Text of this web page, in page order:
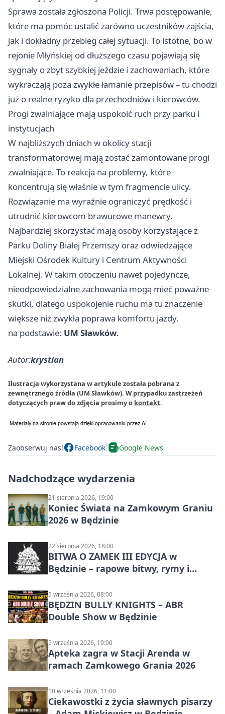
Sprawa została zgłoszona Policji. Trwa postępowanie,
które ma pomóc ustalić zarówno uczestników zajścia,
jak i dokładny przebieg całej sytuacji. To istotne, bo w
rejonie Młyńskiej od dłuższego czasu pojawiają się
sygnały o zbyt szybkiej jeździe i zachowaniach, które
wykraczają poza zwykłe łamanie przepisów – tu chodzi
już o realne ryzyko dla przechodniów i kierowców.
Progi zwalniające mają uspokoić ruch przy parku i
instytucjach
W najbliższych dniach w okolicy stacji
transformatorowej mają zostać zamontowane progi
zwalniające. To reakcja na problemy, które
koncentrują się właśnie w tym fragmencie ulicy.
Rozwiązanie ma wyraźnie ograniczyć prędkość i
utrudnić kierowcom brawurowe manewry.
Najbardziej skorzystać mają osoby korzystające z
Parku Doliny Białej Przemszy oraz odwiedzające
Miejski Ośrodek Kultury i Centrum Aktywności
Lokalnej. W takim otoczeniu nawet pojedyncze,
nieodpowiedzialne zachowania mogą mieć poważne
skutki, dlatego uspokojenie ruchu ma tu znaczenie
większe niż zwykła poprawa komfortu jazdy.
na podstawie: UM Sławków.
Autor:krystian
Ilustracja wykorzystana w artykule została pobrana z
zewnętrznego źródła (UM Sławków). W przypadku zastrzeżeń
dotyczących praw do zdjęcia prosimy o kontakt.
Zaobserwuj nas! Facebook Google News
Nadchodzące wydarzenia
21 sierpnia 2026, 19:00
Koniec Świata na Zamkowym Graniu
2026 w Będzinie
22 sierpnia 2026, 18:00
BITWA O ZAMEK III EDYCJA w
Będzinie – rapowe bitwy, rymy i
5 września 2026, 08:00
BĘDZIN BULLY KNIGHTS – ABR
Double Show w Będzinie
5 września 2026, 19:00
Apteka zagra w Stacji Arenda w
ramach Zamkowego Grania 2026
10 września 2026, 11:00
Ciekawostki z życia sławnych pisarzy